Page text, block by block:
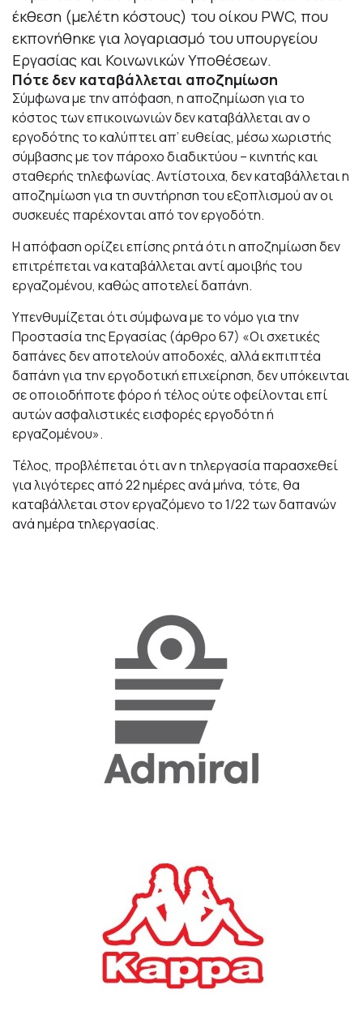
έκθεση (μελέτη κόστους) του οίκου PWC, που
εκπονήθηκε για λογαριασμό του υπουργείου
Εργασίας και Κοινωνικών Υποθέσεων.
Πότε δεν καταβάλλεται αποζημίωση
Σύμφωνα με την απόφαση, η αποζημίωση για το
κόστος των επικοινωνιών δεν καταβάλλεται αν ο
εργοδότης το καλύπτει απ’ ευθείας, μέσω χωριστής
σύμβασης με τον πάροχο διαδικτύου – κινητής και
σταθερής τηλεφωνίας. Αντίστοιχα, δεν καταβάλλεται η
αποζημίωση για τη συντήρηση του εξοπλισμού αν οι
συσκευές παρέχονται από τον εργοδότη.
Η απόφαση ορίζει επίσης ρητά ότι η αποζημίωση δεν
επιτρέπεται να καταβάλλεται αντί αμοιβής του
εργαζομένου, καθώς αποτελεί δαπάνη.
Υπενθυμίζεται ότι σύμφωνα με το νόμο για την
Προστασία της Εργασίας (άρθρο 67) «Οι σχετικές
δαπάνες δεν αποτελούν αποδοχές, αλλά εκπιπτέα
δαπάνη για την εργοδοτική επιχείρηση, δεν υπόκεινται
σε οποιοδήποτε φόρο ή τέλος ούτε οφείλονται επί
αυτών ασφαλιστικές εισφορές εργοδότη ή
εργαζομένου».
Τέλος, προβλέπεται ότι αν η τηλεργασία παρασχεθεί
για λιγότερες από 22 ημέρες ανά μήνα, τότε, θα
καταβάλλεται στον εργαζόμενο το 1/22 των δαπανών
ανά ημέρα τηλεργασίας.